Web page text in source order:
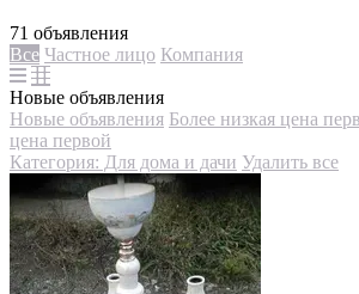
71 объявления
Все Частное лицо Компания
Новые объявления
Новые объявления Более низкая цена
цена первой
Категория: Для дома и дачи Удалить все